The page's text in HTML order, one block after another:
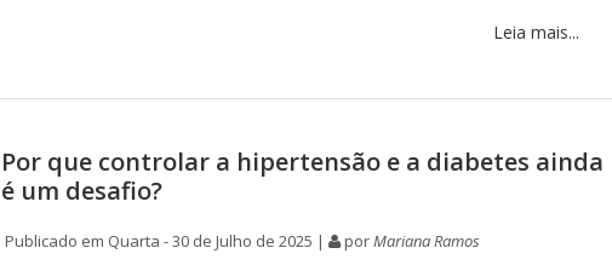
Leia mais...
Por que controlar a hipertensão e a diabetes ainda
é um desafio?
Publicado em Quarta - 30 de Julho de 2025 | porMariana Ramos